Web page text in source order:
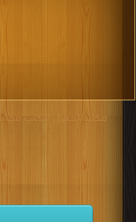
مكتبة تحميل الكتب مجانا